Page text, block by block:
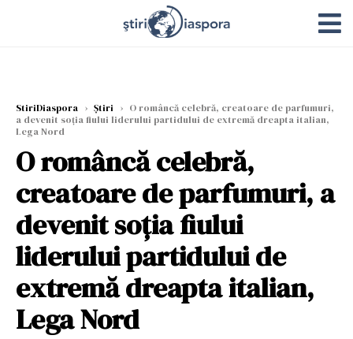
StiriDiaspora › Știri › O româncă celebră, creatoare de parfumuri,
a devenit soția fiului liderului partidului de extremă dreapta italian,
Lega Nord
O româncă celebră,
creatoare de parfumuri, a
devenit soția fiului
liderului partidului de
extremă dreapta italian,
Lega Nord